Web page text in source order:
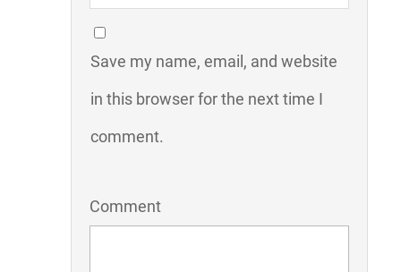
Save my name, email, and website
in this browser for the next time I
comment.
Comment